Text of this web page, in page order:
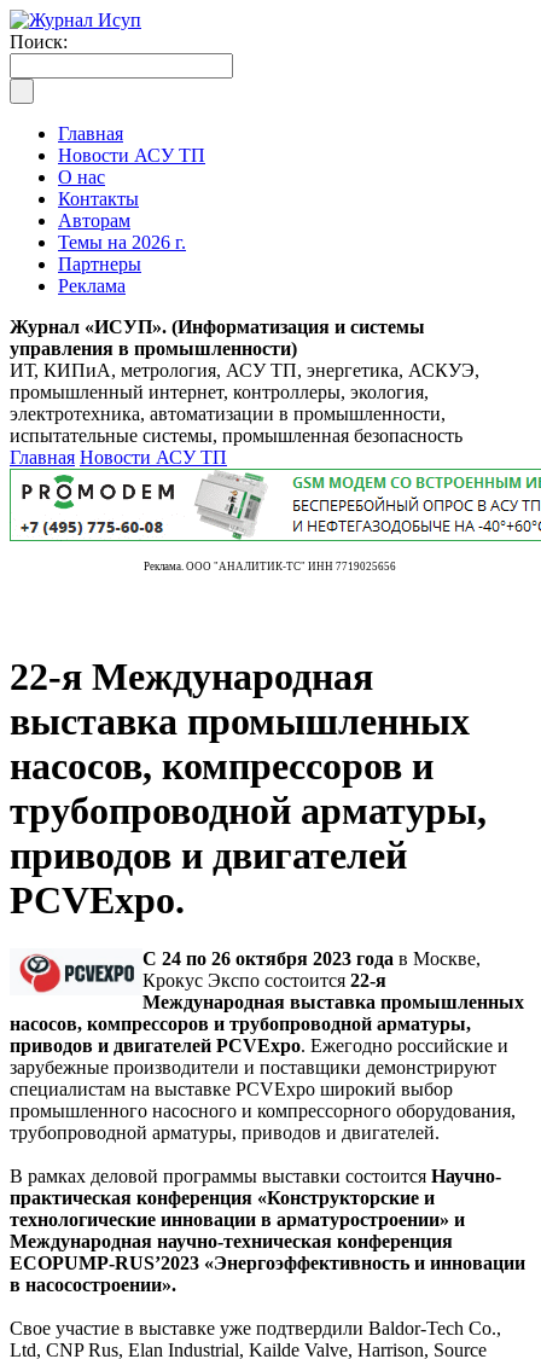
Поиск:
Главная
Новости АСУ ТП
О нас
Контакты
Авторам
Темы на 2026 г.
Партнеры
Реклама
Журнал «ИСУП». (Информатизация и системы
управления в промышленности)
ИТ, КИПиА, метрология, АСУ ТП, энергетика, АСКУЭ,
промышленный интернет, контроллеры, экология,
электротехника, автоматизации в промышленности,
испытательные системы, промышленная безопасность
Главная Новости АСУ ТП
Реклама. ООО "АНАЛИТИК-ТС" ИНН 7719025656
22-я Международная
выставка промышленных
насосов, компрессоров и
трубопроводной арматуры,
приводов и двигателей
PCVExpo.
С 24 по 26 октября 2023 года в Москве,
Крокус Экспо состоится 22-я
Международная выставка промышленных
насосов, компрессоров и трубопроводной арматуры,
приводов и двигателей PCVExpo. Ежегодно российские и
зарубежные производители и поставщики демонстрируют
специалистам на выставке PCVExpo широкий выбор
промышленного насосного и компрессорного оборудования,
трубопроводной арматуры, приводов и двигателей.
В рамках деловой программы выставки состоится Научно-
практическая конференция «Конструкторские и
технологические инновации в арматуростроении» и
Международная научно-техническая конференция
ECOPUMP-RUS’2023 «Энергоэффективность и инновации
в насосостроении».
Свое участие в выставке уже подтвердили Baldor-Tech Co.,
Ltd, CNP Rus, Elan Industrial, Kailde Valve, Harrison, Source